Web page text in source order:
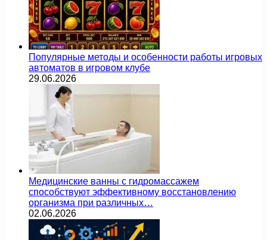
Популярные методы и особенности работы игровых
автоматов в игровом клубе
29.06.2026
Медицинские ванны с гидромассажем
способствуют эффективному восстановлению
организма при различных…
02.06.2026